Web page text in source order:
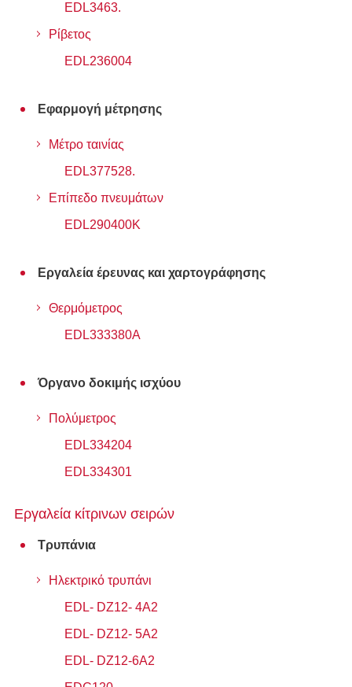
EDL3463.
Ρίβετος
EDL236004
Εφαρμογή μέτρησης
Μέτρο ταινίας
EDL377528.
Επίπεδο πνευμάτων
EDL290400K
Εργαλεία έρευνας και χαρτογράφησης
Θερμόμετρος
ΕDL333380Α
Όργανο δοκιμής ισχύου
Πολύμετρος
EDL334204
EDL334301
Εργαλεία κίτρινων σειρών
Τρυπάνια
Ηλεκτρικό τρυπάνι
EDL- DZ12- 4A2
EDL- DZ12- 5A2
EDL- DZ12-6A2